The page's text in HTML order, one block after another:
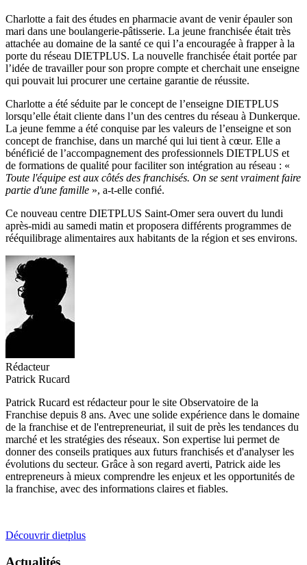
Charlotte a fait des études en pharmacie avant de venir épauler son
mari dans une boulangerie-pâtisserie. La jeune franchisée était très
attachée au domaine de la santé ce qui l’a encouragée à frapper à la
porte du réseau DIETPLUS. La nouvelle franchisée était portée par
l’idée de travailler pour son propre compte et cherchait une enseigne
qui pouvait lui procurer une certaine garantie de réussite.
Charlotte a été séduite par le concept de l’enseigne DIETPLUS
lorsqu’elle était cliente dans l’un des centres du réseau à Dunkerque.
La jeune femme a été conquise par les valeurs de l’enseigne et son
concept de franchise, dans un marché qui lui tient à cœur. Elle a
bénéficié de l’accompagnement des professionnels DIETPLUS et
de formations de qualité pour faciliter son intégration au réseau : «
Toute l'équipe est aux côtés des franchisés. On se sent vraiment faire
partie d'une famille », a-t-elle confié.
Ce nouveau centre DIETPLUS Saint-Omer sera ouvert du lundi
après-midi au samedi matin et proposera différents programmes de
rééquilibrage alimentaires aux habitants de la région et ses environs.
Rédacteur
Patrick Rucard
Patrick Rucard est rédacteur pour le site Observatoire de la
Franchise depuis 8 ans. Avec une solide expérience dans le domaine
de la franchise et de l'entrepreneuriat, il suit de près les tendances du
marché et les stratégies des réseaux. Son expertise lui permet de
donner des conseils pratiques aux futurs franchisés et d'analyser les
évolutions du secteur. Grâce à son regard averti, Patrick aide les
entrepreneurs à mieux comprendre les enjeux et les opportunités de
la franchise, avec des informations claires et fiables.
Découvrir dietplus
Actualités